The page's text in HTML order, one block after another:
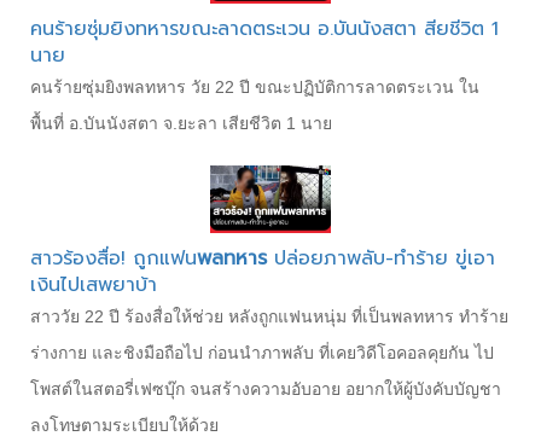
คนร้ายซุ่มยิงทหารขณะลาดตระเวน อ.บันนังสตา สียชีวิต 1
นาย
คนร้ายซุ่มยิงพลทหาร วัย 22 ปี ขณะปฏิบัติการลาดตระเวน ใน
พื้นที่ อ.บันนังสตา จ.ยะลา เสียชีวิต 1 นาย
สาวร้องสื่อ! ถูกแฟนพลทหารปล่อยภาพลับ-ทำร้าย ขู่เอา
เงินไปเสพยาบ้า
สาววัย 22 ปี ร้องสื่อให้ช่วย หลังถูกแฟนหนุ่ม ที่เป็นพลทหาร ทำร้าย
ร่างกาย และชิงมือถือไป ก่อนนำภาพลับ ที่เคยวิดีโอคอลคุยกัน ไป
โพสต์ในสตอรี่เฟซบุ๊ก จนสร้างความอับอาย อยากให้ผู้บังคับบัญชา
ลงโทษตามระเบียบให้ด้วย